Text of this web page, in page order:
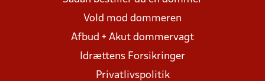
Vold mod dommeren
Afbud + Akut dommervagt
Idrættens Forsikringer
Privatlivspolitik